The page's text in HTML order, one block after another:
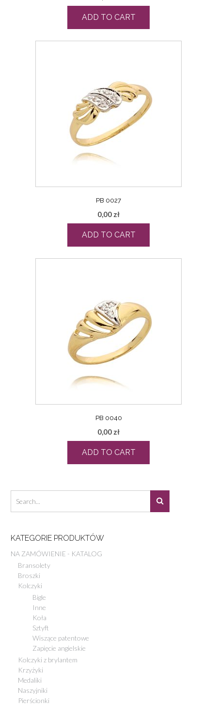
ADD TO CART
PB 0027
0,00 zł
ADD TO CART
PB 0040
0,00 zł
ADD TO CART
KATEGORIE PRODUKTÓW
NA ZAMÓWIENIE - KATALOG
Bransolety
Broszki
Kolczyki
Bigle
Inne
Koła
Sztyft
Wiszące patentowe
Zapięcie angielskie
Kolczyki z brylantem
Krzyżyki
Medaliki
Naszyjniki
Pierścionki